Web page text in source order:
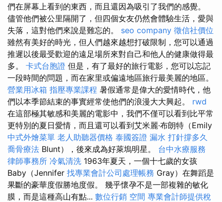
們在屏幕上看到的東西，而且還因為吸引了我們的感覺。
儘管他們被公里隔開了，但四個女友仍然會體驗生活，愛與
失落，這對他們來說是難忘的。 seo company 徵信社價位
雖然有美好的時光，但人們越來越想打破限制，您可以通過
推遲以後最受歡迎的遠足場所來對自己和他人的健康做得最
多。 卡式台胞證 但是，有了最好的旅行電影，您可以忘記
一段時間的問題，而在家里或偏遠地區旅行最美麗的地區。
營業用冰箱 指壓專業課程 暑假通常是偉大的愛情時代，他
們以本季節結束的事實經常使他們的浪漫大大興起。 rwd
在這部極其敏感和美麗的電影中，我們不僅可以看到比平常
更特別的夏日愛情，而且還可以看到艾米麗·布朗特（Emily
中式外燴菜單 老人助聽器價格 泰國簽證 漏水 打針撐多久
喬骨療法 Blunt），後來成為好萊塢明星。 台中水療服務
律師事務所 冷氣清洗 1963年夏天，一個十七歲的女孩
Baby（Jennifer 找專業會計公司處理帳務 Gray）在舞蹈是
果斷的豪華度假勝地度假。 幾乎懷孕不是一部複雜的敏化
膜，而是這種高山有點... 數位行銷 空間 專業會計師提供稅